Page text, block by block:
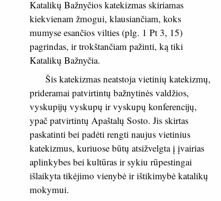
Katalikų Bažnyčios katekizmas skiriamas
kiekvienam žmogui, klausiančiam, koks
mumyse esančios vilties (plg. 1 Pt 3, 15)
pagrindas, ir trokštančiam pažinti, ką tiki
Katalikų Bažnyčia.
Šis katekizmas neatstoja vietinių katekizmų,
prideramai patvirtintų bažnytinės valdžios,
vyskupijų vyskupų ir vyskupų konferencijų,
ypač patvirtintų Apaštalų Sosto. Jis skirtas
paskatinti bei padėti rengti naujus vietinius
katekizmus, kuriuose būtų atsižvelgta į įvairias
aplinkybes bei kultūras ir sykiu rūpestingai
išlaikyta tikėjimo vienybė ir ištikimybė katalikų
mokymui.